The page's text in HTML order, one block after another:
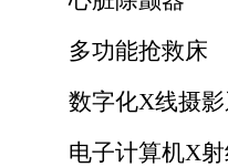
多功能抢救床
数字化X线摄影
电子计算机X射